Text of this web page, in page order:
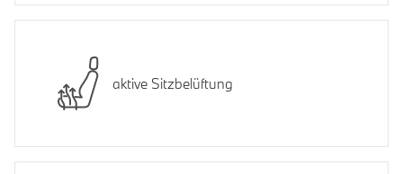
aktive Sitzbelüftung